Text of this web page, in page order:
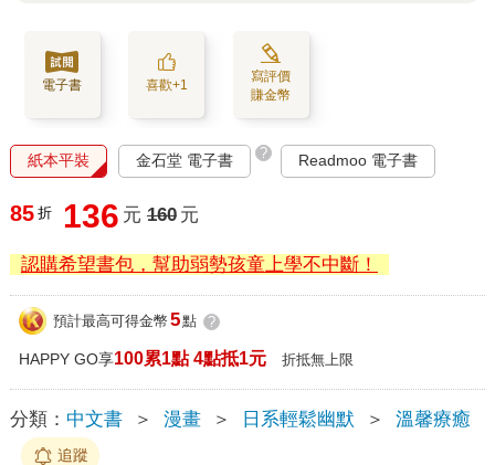
電子書 喜歡+1
寫評價
賺金幣
紙本平裝 金石堂 電子書 ? Readmoo 電子書
85 折 136 元 160 元
認購希望書包，幫助弱勢孩童上學不中斷！
預計最高可得金幣 5點 ?
HAPPY GO享100累1點 4點抵1元 折抵無上限
分類： 中文書 ＞ 漫畫 ＞ 日系輕鬆幽默 ＞ 溫馨療癒
追蹤